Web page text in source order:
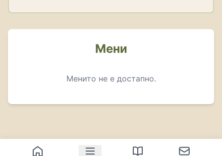
Мени
Менито не е достапно.